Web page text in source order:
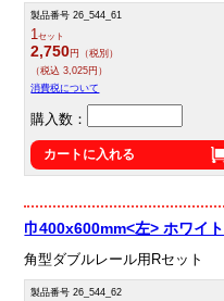
製品番号 26_544_61
1セット
2,750円（税別）
（税込 3,025円）
消費税について
購入数：
カートに入れる
巾400x600mm<左> ホワイト
角型ダブルレール用Rセット
製品番号 26_544_62